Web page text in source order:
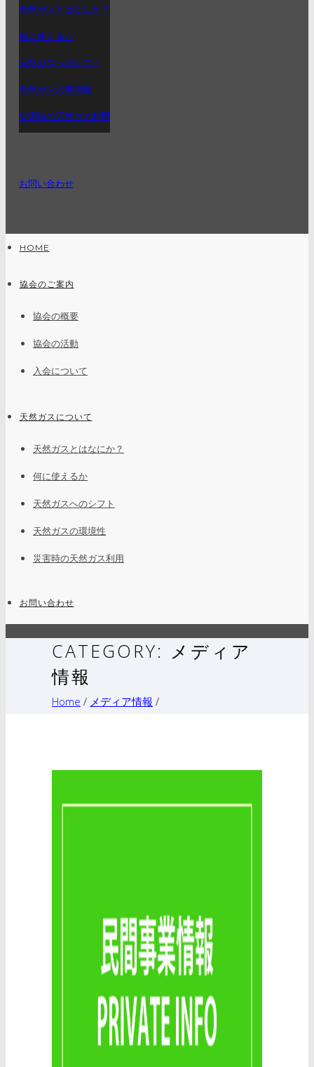
天然ガスとはなにか？
何に使えるか
天然ガスへのシフト
天然ガスの環境性
災害時の天然ガス利用
お問い合わせ
HOME
協会のご案内
協会の概要
協会の活動
入会について
天然ガスについて
天然ガスとはなにか？
何に使えるか
天然ガスへのシフト
天然ガスの環境性
災害時の天然ガス利用
お問い合わせ
CATEGORY: メディア
情報
Home / メディア情報 /